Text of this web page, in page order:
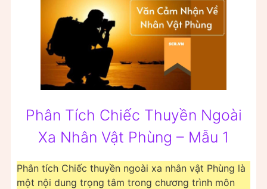
Phân Tích Chiếc Thuyền Ngoài
Xa Nhân Vật Phùng – Mẫu 1
Phân tích Chiếc thuyền ngoài xa nhân vật Phùng là
một nội dung trọng tâm trong chương trình môn